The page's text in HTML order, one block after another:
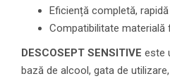
Eficiență completă, rapidă
Compatibilitate materială
DESCOSEPT SENSITIVE este
bază de alcool, gata de